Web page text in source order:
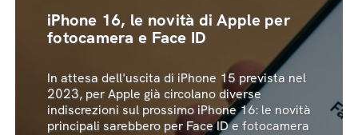
iPhone 16, le novità di Apple per
fotocamera e Face ID
In attesa dell'uscita di iPhone 15 prevista nel
2023, per Apple già circolano diverse
indiscrezioni sul prossimo iPhone 16: le novità
principali sarebbero per Face ID e fotocamera